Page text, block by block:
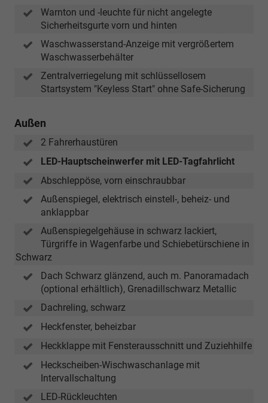
Warnton und -leuchte für nicht angelegte
Sicherheitsgurte vorn und hinten
Waschwasserstand-Anzeige mit vergrößertem
Waschwasserbehälter
Zentralverriegelung mit schlüssellosem
Startsystem "Keyless Start" ohne Safe-Sicherung
Außen
2 Fahrerhaustüren
LED-Hauptscheinwerfer mit LED-Tagfahrlicht
Abschleppöse, vorn einschraubbar
Außenspiegel, elektrisch einstell-, beheiz- und
anklappbar
Außenspiegelgehäuse in schwarz lackiert,
Türgriffe in Wagenfarbe und Schiebetürschiene in
Schwarz
Dach Schwarz glänzend, auch m. Panoramadach
(optional erhältlich), Grenadillschwarz Metallic
Dachreling, schwarz
Heckfenster, beheizbar
Heckklappe mit Fensterausschnitt und Zuziehhilfe
Heckscheiben-Wischwaschanlage mit
Intervallschaltung
LED-Rückleuchten